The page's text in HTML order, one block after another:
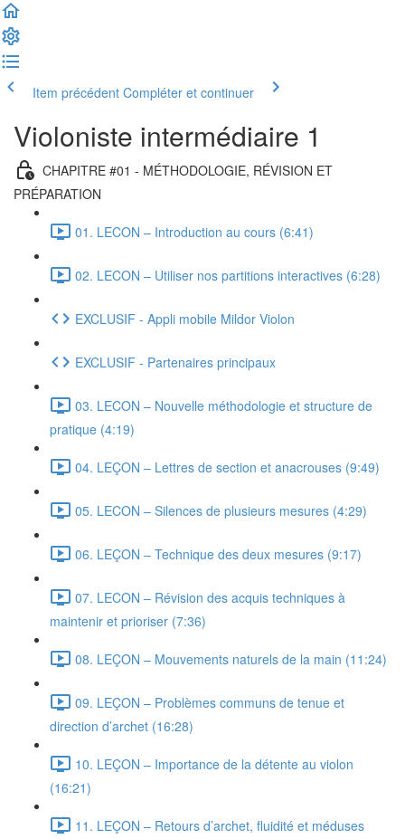
Item précédent Compléter et continuer
Violoniste intermédiaire 1
CHAPITRE #01 - MÉTHODOLOGIE, RÉVISION ET
PRÉPARATION
01. LECON – Introduction au cours (6:41)
02. LECON – Utiliser nos partitions interactives (6:28)
EXCLUSIF - Appli mobile Mildor Violon
EXCLUSIF - Partenaires principaux
03. LECON – Nouvelle méthodologie et structure de
pratique (4:19)
04. LEÇON – Lettres de section et anacrouses (9:49)
05. LECON – Silences de plusieurs mesures (4:29)
06. LEÇON – Technique des deux mesures (9:17)
07. LECON – Révision des acquis techniques à
maintenir et prioriser (7:36)
08. LEÇON – Mouvements naturels de la main (11:24)
09. LEÇON – Problèmes communs de tenue et
direction d’archet (16:28)
10. LEÇON – Importance de la détente au violon
(16:21)
11. LEÇON – Retours d’archet, fluidité et méduses